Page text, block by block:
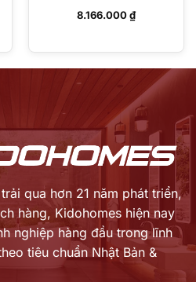
8.166.000₫
qua hơn 21 năm phát triển,
hàng, Kidohomes hiện nay
nghiệp hàng đầu trong lĩnh
tiêu chuẩn Nhật Bản &